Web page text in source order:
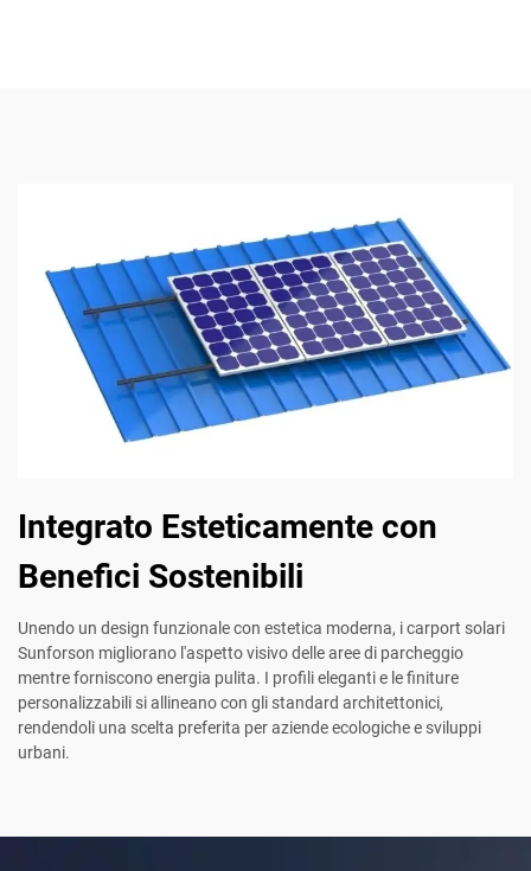
Integrato Esteticamente con
Benefici Sostenibili
Unendo un design funzionale con estetica moderna, i carport solari
Sunforson migliorano l'aspetto visivo delle aree di parcheggio
mentre forniscono energia pulita. I profili eleganti e le finiture
personalizzabili si allineano con gli standard architettonici,
rendendoli una scelta preferita per aziende ecologiche e sviluppi
urbani.